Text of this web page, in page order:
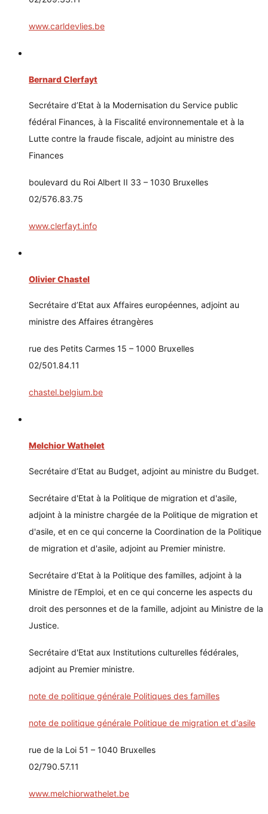
www.carldevlies.be
Bernard Clerfayt
Secrétaire d’Etat à la Modernisation du Service public
fédéral Finances, à la Fiscalité environnementale et à la
Lutte contre la fraude fiscale, adjoint au ministre des
Finances
boulevard du Roi Albert II 33 – 1030 Bruxelles
02/576.83.75
www.clerfayt.info
Olivier Chastel
Secrétaire d’Etat aux Affaires européennes, adjoint au
ministre des Affaires étrangères
rue des Petits Carmes 15 – 1000 Bruxelles
02/501.84.11
chastel.belgium.be
Melchior Wathelet
Secrétaire d’Etat au Budget, adjoint au ministre du Budget.
Secrétaire d'Etat à la Politique de migration et d'asile,
adjoint à la ministre chargée de la Politique de migration et
d'asile, et en ce qui concerne la Coordination de la Politique
de migration et d'asile, adjoint au Premier ministre.
Secrétaire d’Etat à la Politique des familles, adjoint à la
Ministre de l’Emploi, et en ce qui concerne les aspects du
droit des personnes et de la famille, adjoint au Ministre de la
Justice.
Secrétaire d'Etat aux Institutions culturelles fédérales,
adjoint au Premier ministre.
note de politique générale Politiques des familles
note de politique générale Politique de migration et d'asile
rue de la Loi 51 – 1040 Bruxelles
02/790.57.11
www.melchiorwathelet.be